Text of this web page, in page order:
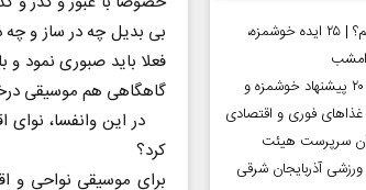
بی بدیل چه در ساز و چه
فعلا باید صبوری نمود و
گاهگاهی هم موسیقی
در این وانفسا، نوای
کرد؟
برای موسیقی نواحی و
برای شام چی درست کنم؟ | ۲۵ ایده خوشمزه،
امشب
ناهار چی درست کنم؟ | ۲۰ پیشنهاد خوشمزه و
غذاهای فوری و اقتصادی
سرپرست هیئت
آذربایجان شرقی
- عضو کمیسیون اجتماعی
رضا سپهوند -